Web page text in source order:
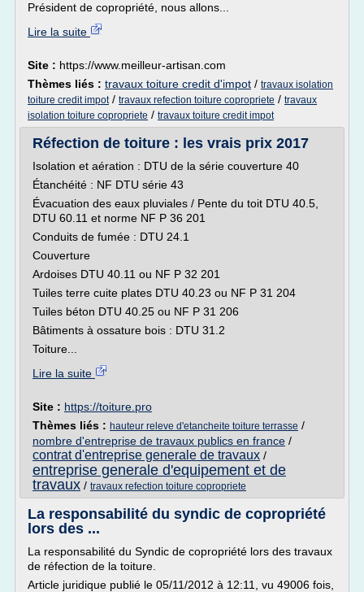
Président de copropriété, nous allons...
Lire la suite
Site : https://www.meilleur-artisan.com
Thèmes liés : travaux toiture credit d'impot / travaux isolation
toiture credit impot/ travaux refection toiture copropriete / travaux
isolation toiture copropriete / travaux toiture credit impot
Réfection de toiture : les vrais prix 2017
Isolation et aération : DTU de la série couverture 40
Étanchéité : NF DTU série 43
Évacuation des eaux pluviales / Pente du toit DTU 40.5,
DTU 60.11 et norme NF P 36 201
Conduits de fumée : DTU 24.1
Couverture
Ardoises DTU 40.11 ou NF P 32 201
Tuiles terre cuite plates DTU 40.23 ou NF P 31 204
Tuiles béton DTU 40.25 ou NF P 31 206
Bâtiments à ossature bois : DTU 31.2
Toiture...
Lire la suite
Site : https://toiture.pro
Thèmes liés : hauteur releve d'etancheite toiture terrasse /
nombre d'entreprise de travaux publics en france /
contrat d'entreprise generale de travaux /
entreprise generale d'equipement et de
travaux / travaux refection toiture copropriete
La responsabilité du syndic de copropriété
lors des ...
La responsabilité du Syndic de copropriété lors des travaux
de réfection de la toiture.
Article juridique publié le 05/11/2012 à 12:11, vu 49006 fois,